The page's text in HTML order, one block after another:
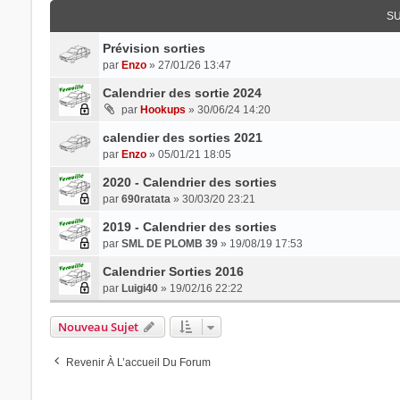
Prévision sorties
par Enzo» 27/01/26 13:47
Calendrier des sortie 2024
par Hookups » 30/06/24 14:20
calendier des sorties 2021
par Enzo» 05/01/21 18:05
2020 - Calendrier des sorties
par 690ratata» 30/03/20 23:21
2019 - Calendrier des sorties
par SML DE PLOMB 39» 19/08/19 17:53
Calendrier Sorties 2016
par Luigi40» 19/02/16 22:22
Nouveau Sujet
Revenir À L’accueil Du Forum